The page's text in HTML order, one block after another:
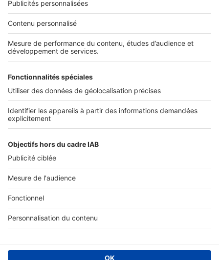
Services pro
Accès client
Informations légales
Politique Générale de Protection des Données
Charte éditeur
Paramétrer mes cookies
Digital Classifieds France SAS © 2024 - all rights